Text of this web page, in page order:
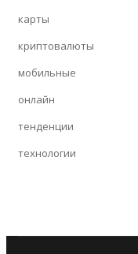
карты
криптовалюты
мобильные
онлайн
тенденции
технологии